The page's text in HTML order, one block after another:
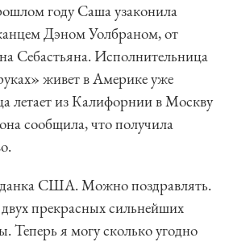
году Саша узаконила
Дэном Уолбраном, от
Себастьяна. Исполнительница
живет в Америке уже
летает из Калифорнии в Москву
сообщила, что получила
США. Можно поздравлять.
прекрасных сильнейших
Теперь я могу сколько угодно